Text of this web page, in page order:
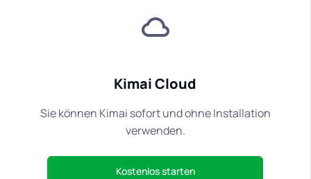
Kimai Cloud
Sie können Kimai sofort und ohne Installation
verwenden.
Kostenlos starten